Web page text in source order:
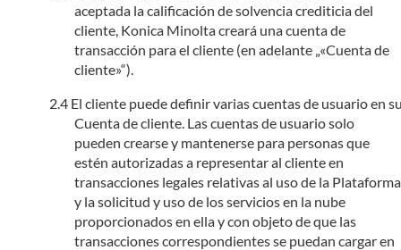
aceptada la calificación de solvencia crediticia del
cliente, Konica Minolta creará una cuenta de
transacción para el cliente (en adelante „«Cuenta de
cliente»“).
El cliente puede definir varias cuentas de usuario en
Cuenta de cliente. Las cuentas de usuario solo
pueden crearse y mantenerse para personas que
estén autorizadas a representar al cliente en
transacciones legales relativas al uso de la Plataforma
y la solicitud y uso de los servicios en la nube
proporcionados en ella y con objeto de que las
transacciones correspondientes se puedan cargar en